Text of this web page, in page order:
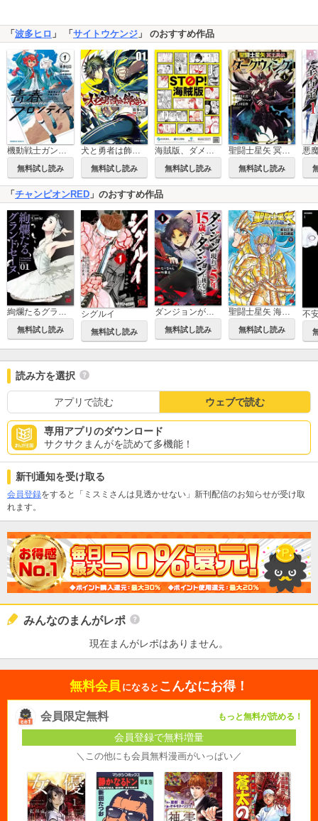
「波多ヒロ 」 「サイトウケンジ 」 のおすすめ作品
機動戦士ガンダム 水星の魔女 青春フロンティア
無料試し読み
犬と勇者は飾らない
無料試し読み
海賊版、ダメ、絶対。～「STOP！ 海賊版」漫画描きおろし16作品集～
無料試し読み
聖闘士星矢 冥王異伝 ダークウィング
無料試し読み
「 チャンピオンRED 」のおすすめ作品
絢爛たるグランドセーヌ
無料試し読み
シグルイ
無料試し読み
ダンジョンが現れて5年、15歳でダンジョンに挑むことにした。
無料試し読み
聖闘士星矢 海皇再起 RERISE OF POSEIDON
無料試し読み
不
読み方を選択
アプリで読む ウェブで読む
専用アプリのダウンロード
サクサクまんがを読めて多機能！
新刊通知を受け取る
会員登録をすると「ミスミさんは見透かせない」新刊配信のお知らせが受け取
れます。
みんなのまんがレポ
現在まんがレポはありません。
無料会員 になると こんなにお得！
会員限定無料 もっと無料が読める！
会員登録で無料増量
＼この他にも会員無料漫画がいっぱい／